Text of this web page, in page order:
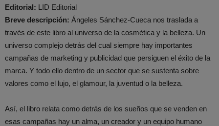
Editorial: LID Editorial
Breve descripción: Ángeles Sánchez-Cueca nos traslada a
través de este libro al universo de la cosmética y la belleza. Un
universo complejo detrás del cual siempre hay importantes
campañas de marketing y publicidad que persiguen el éxito de la
marca. Y todo ello dentro de un sector que se sustenta sobre
valores como el lujo, el glamour, la juventud o la belleza.
Así, el libro relata como detrás de los sueños que se venden en
esas campañas hay un alma, un creador y un equipo humano